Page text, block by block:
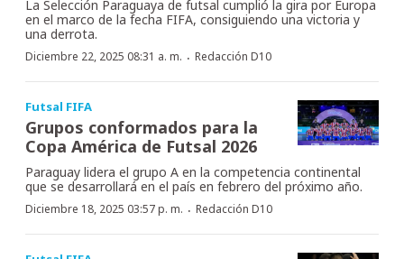
La Selección Paraguaya de futsal cumplió la gira por Europa
en el marco de la fecha FIFA, consiguiendo una victoria y
una derrota.
Diciembre 22, 2025 08:31 a. m. · Redacción D10
Futsal FIFA
Grupos conformados para la
Copa América de Futsal 2026
Paraguay lidera el grupo A en la competencia continental
que se desarrollará en el país en febrero del próximo año.
Diciembre 18, 2025 03:57 p. m. · Redacción D10